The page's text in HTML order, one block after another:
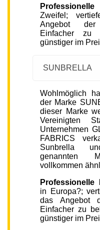
Professionelle
Zweifel;
Angebot
Einfacher zu
günstiger im
SUNBRELLA
Wohlmöglich
der Marke
dieser Marke
Vereinigten
Unternehmen
FABRICS
Sunbrella
genannten
vollkommen
Professionelle
in Europa?;
das Angebot
Einfacher zu
günstiger im